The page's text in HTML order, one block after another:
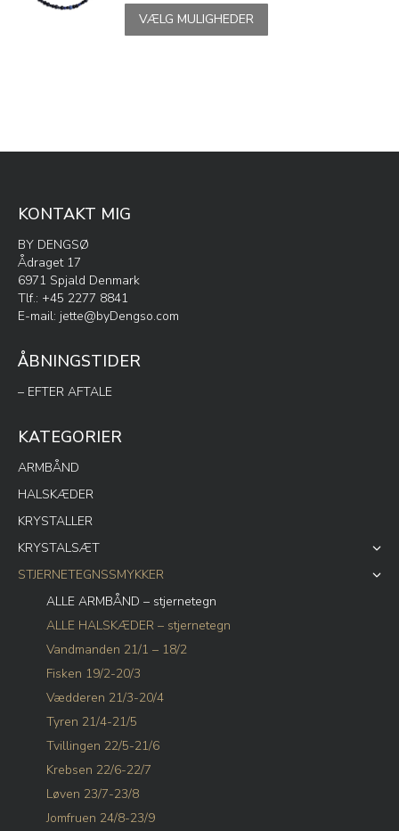
VÆLG MULIGHEDER
Dette
på
KONTAKT MIG
BY DENGSØ
Ådraget 17
6971 Spjald Denmark
Tlf.: +45 2277 8841
E-mail: jette@byDengso.com
ÅBNINGSTIDER
– EFTER AFTALE
KATEGORIER
ARMBÅND
HALSKÆDER
KRYSTALLER
KRYSTALSÆT
STJERNETEGNSSMYKKER
ALLE ARMBÅND – stjernetegn
ALLE HALSKÆDER – stjernetegn
Vandmanden 21/1 – 18/2
Fisken 19/2-20/3
Vædderen 21/3-20/4
Tyren 21/4-21/5
Tvillingen 22/5-21/6
Krebsen 22/6-22/7
Løven 23/7-23/8
Jomfruen 24/8-23/9